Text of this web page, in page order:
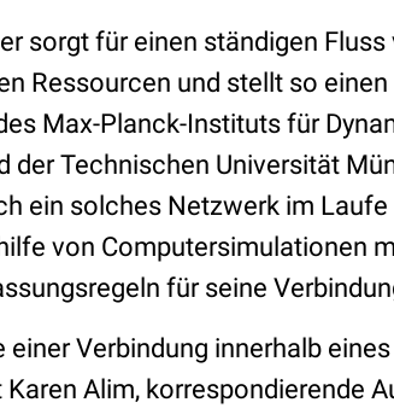
sorgt für einen ständigen Fluss
Ressourcen und stellt so
Max-Planck-Instituts für
der Technischen Universität
ein solches Netzwerk im Laufe
von Computersimulationen
für seine
einer Verbindung innerhalb
Alim, korrespondierende